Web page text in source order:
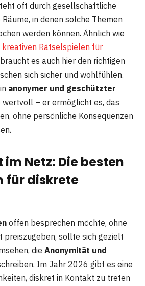
oft durch gesellschaftliche
in denen solche Themen
werden können. Ähnlich wie
kreativen Rätselspielen für
braucht es auch hier den richtigen
sich sicher und wohlfühlen.
anonymer und geschützter
wertvoll – er ermöglicht es, das
ohne persönliche Konsequenzen
Netz: Die besten
für diskrete
offen besprechen möchte, ohne
preiszugeben, sollte sich gezielt
die Anonymität und
Im Jahr 2026 gibt es eine
diskret in Kontakt zu treten